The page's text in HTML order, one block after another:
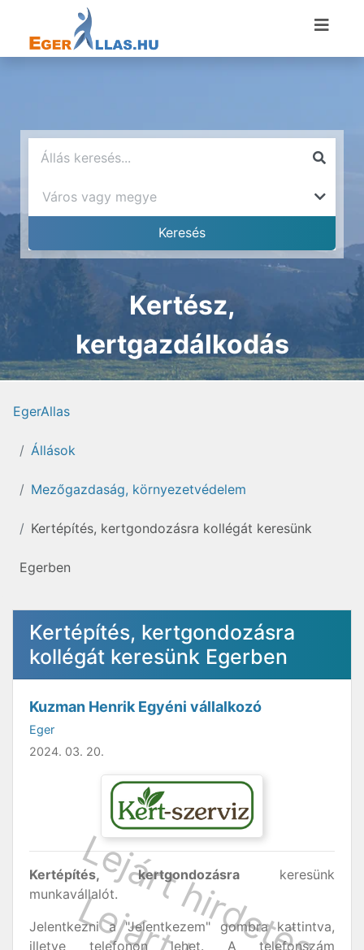
Kertész,
kertgazdálkodás
EgerAllas
Állások
Mezőgazdaság, környezetvédelem
Kertépítés, kertgondozásra kollégát keresünk
Egerben
Kertépítés, kertgondozásra
kollégát keresünk Egerben
Kuzman Henrik Egyéni vállalkozó
Eger
2024. 03. 20.
Kertépítés, kertgondozásra keresünk
munkavállalót.
Jelentkezni a "Jelentkezem" gombra kattintva,
illetve telefonon lehet. A telefonszám